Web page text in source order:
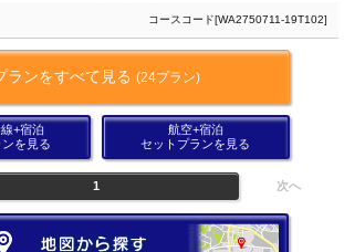
コースコード[WA2750711-19T102]
ランをすべて見る (24プラン)
+宿泊
を見る
航空+宿泊
セットプランを見る
1 次へ